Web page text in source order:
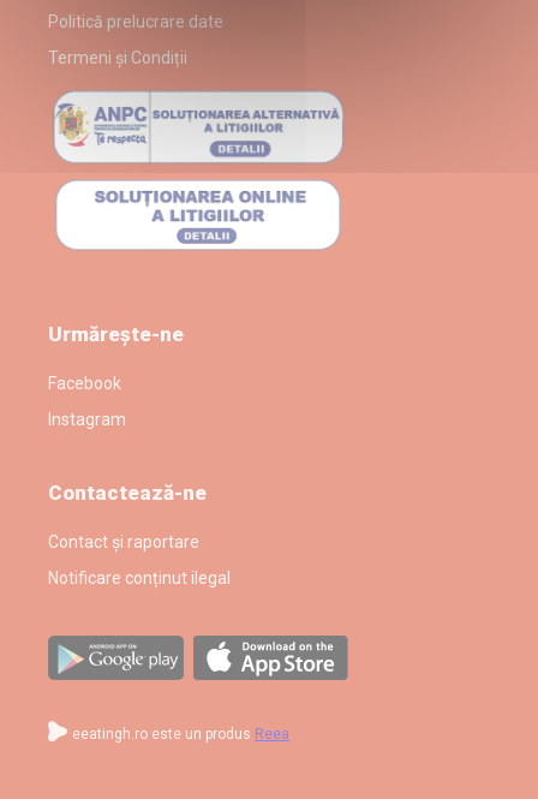
Politică prelucrare date
Termeni și Condiții
Urmărește-ne
Facebook
Instagram
Contactează-ne
Contact și raportare
Notificare conținut ilegal
eeatingh.ro este un produs Reea